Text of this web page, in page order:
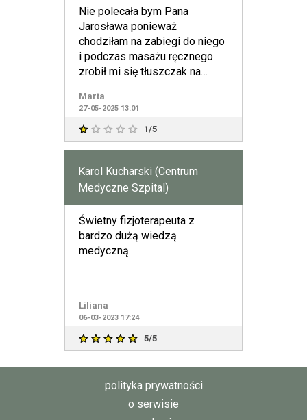
Nie polecała bym Pana
Jarosława ponieważ
chodziłam na zabiegi do niego
i podczas masażu ręcznego
zrobił mi się tłuszczak na
uciśnięcie.
Marta
27-05-2025 13:01
1/5
Karol Kucharski (Centrum
Medyczne Szpital)
Świetny fizjoterapeuta z
bardzo dużą wiedzą
medyczną.
Liliana
06-03-2023 17:24
5/5
polityka prywatności
o serwisie